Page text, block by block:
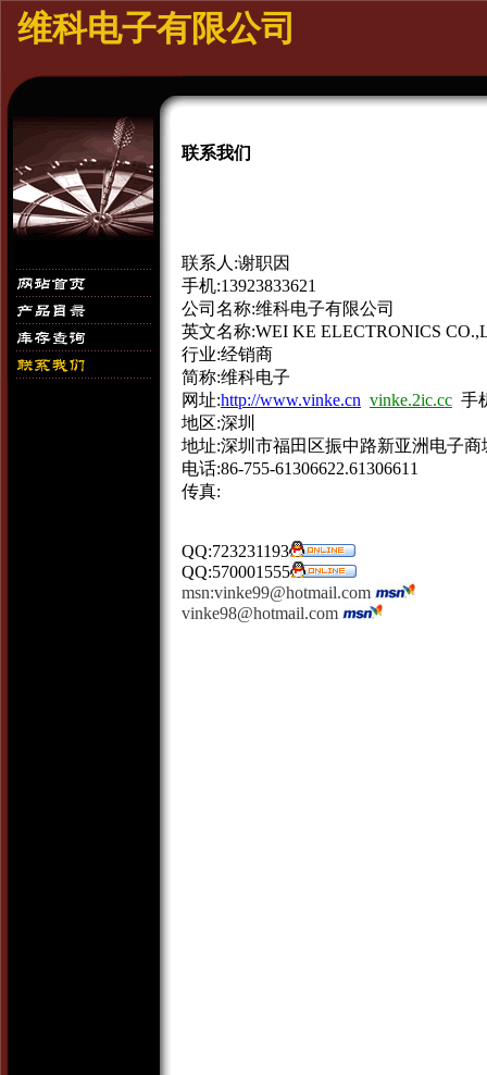
维科电子有限公司
联系我们
联系人:谢职因
手机:13923833621
公司名称:维科电子有限公司
英文名称:WEI KE ELECTRONICS
行业:经销商
简称:维科电子
网址:http://www.vinke.cn vinke.2ic.cc 手
地区:深圳
地址:深圳市福田区振中路新亚洲电子商
电话:86-755-61306622.61306611
传真:
QQ:723231193
QQ:570001555
msn:vinke99@hotmail.com
vinke98@hotmail.com